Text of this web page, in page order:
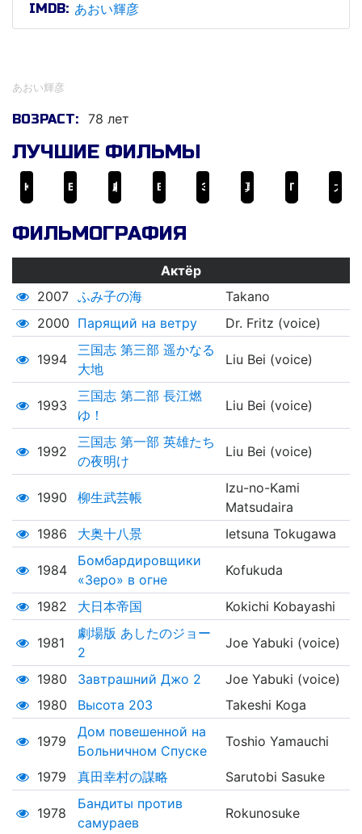
IMDB: あおい輝彦
あおい輝彦
ВОЗРАСТ: 78 лет
ЛУЧШИЕ ФИЛЬМЫ
ФИЛЬМОГРАФИЯ
Актёр
2007 ふみ子の海
Takano
2000 Парящий на ветру Dr. Fritz (voice)
1994
三国志 第三部 遥かなる
大地
Liu Bei (voice)
1993
三国志 第二部 長江燃
ゆ！
Liu Bei (voice)
1992
三国志 第一部 英雄たち
の夜明け
Liu Bei (voice)
1990 柳生武芸帳
Izu-no-Kami
Matsudaira
1986
大奥十八景 Ietsuna Tokugawa
1984
Бомбардировщики
«Зеро» в огне
Kofukuda
1982 大日本帝国 Kokichi Kobayashi
1981
劇場版 あしたのジョー
2
Joe Yabuki (voice)
1980 Завтрашний Джо 2
Joe Yabuki (voice)
1980
Высота 203 Takeshi Koga
1979
Дом повешенной на
Больничном Спуске
Toshio Yamauchi
1979 真田幸村の謀略 Sarutobi Sasuke
1978
Бандиты против
самураев
Rokunosuke